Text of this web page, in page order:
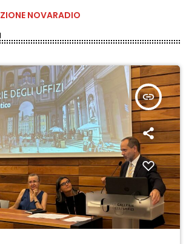
NOVARADIO
insert_link